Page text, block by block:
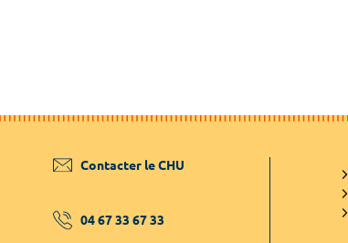
Contacter le CHU
04 67 33 67 33